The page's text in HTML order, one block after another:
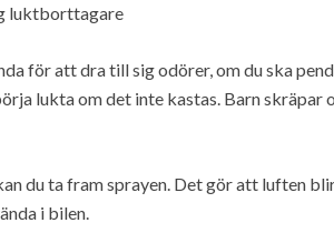
luktborttagare
för att dra till sig odörer, om du ska
lukta om det inte kastas. Barn
du ta fram sprayen. Det gör att luften
i bilen.